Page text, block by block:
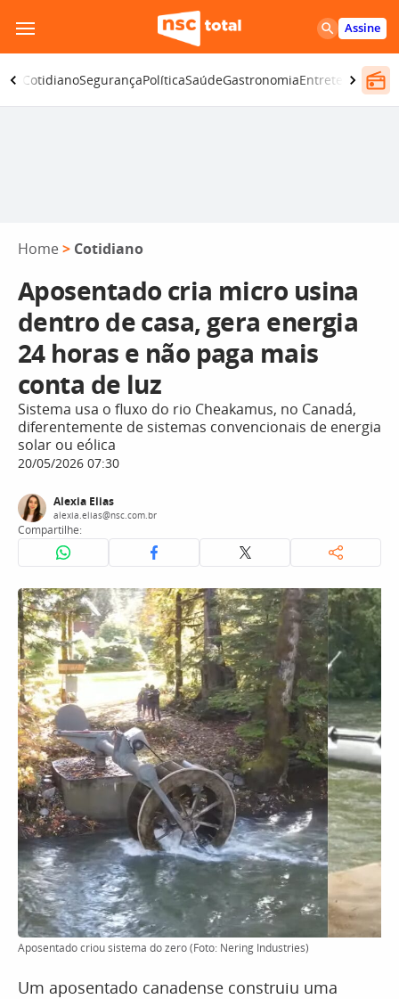
para
o
conteúdo
Assine
CotidianoSegurançaPolíticaSaúdeGastronomiaEntretenimento
Home > Cotidiano
Aposentado cria micro usina
dentro de casa, gera energia
24 horas e não paga mais
conta de luz
Sistema usa o fluxo do rio Cheakamus, no Canadá,
diferentemente de sistemas convencionais de energia
solar ou eólica
20/05/2026 07:30
Alexia Elias
alexia.elias@nsc.com.br
Compartilhe:
Aposentado criou sistema do zero (Foto: Nering Industries)
Um aposentado canadense construiu uma